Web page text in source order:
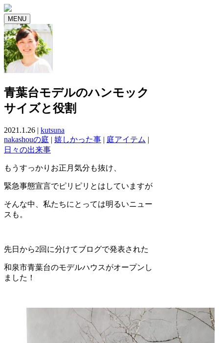
MENU
青葉台モデルのハンモック
サイズと役割
2021.1.26 | kutsuna
nakashouの庭 | 嬉しかった事 | 庭アイテム |
日々の出来事
もうすっかりお正月気分も抜け、
緊急事態宣言でピリピリとはしていますが
そんな中、私たちにとっては明るいニュー
スも。
先日から2回に分けてブログで発表された
和泉市青葉台のモデルハウスがオープンし
ました！